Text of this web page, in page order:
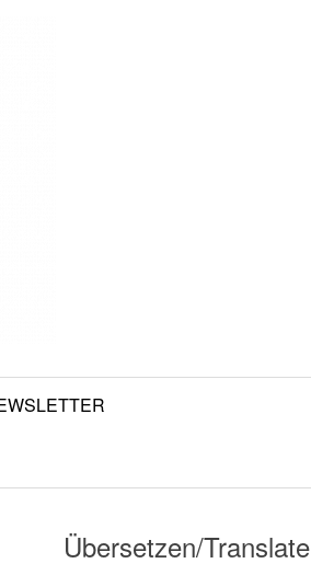
Übersetzen/Translate